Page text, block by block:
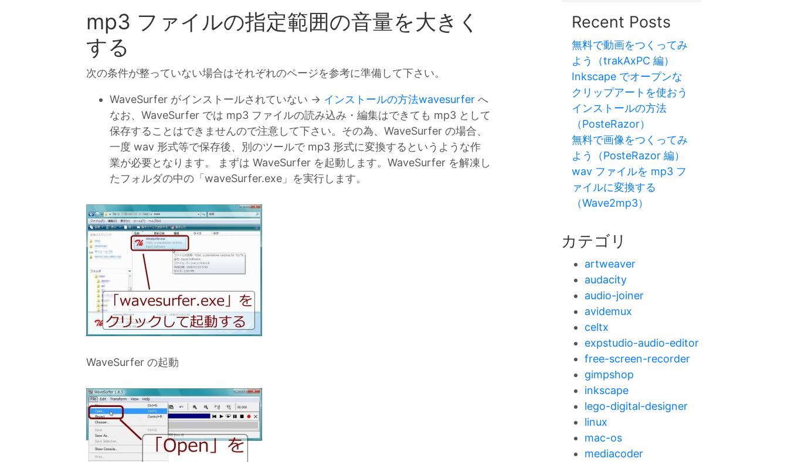
mp3 ファイルの指定範囲の音量を大きく
する
次の条件が整っていない場合はそれぞれのページを参考に準備して下さい。
WaveSurfer がインストールされていない → インストールの方法wavesurfer へ
なお、WaveSurfer では mp3 ファイルの読み込み・編集はできても mp3 として
保存することはできませんので注意して下さい。その為、WaveSurfer の場合、
一度 wav 形式等で保存後、別のツールで mp3 形式に変換するというような作
業が必要となります。 まずは WaveSurfer を起動します。WaveSurfer を解凍し
たフォルダの中の「waveSurfer.exe」を実行します。
WaveSurfer の起動
Recent Posts
無料で動画をつくってみ
よう（trakAxPC 編）
Inkscape でオープンな
クリップアートを使おう
インストールの方法
（PosteRazor）
無料で画像をつくってみ
よう（PosteRazor 編）
wav ファイルを mp3 フ
ァイルに変換する
（Wave2mp3）
カテゴリ
artweaver
audacity
audio-joiner
avidemux
celtx
expstudio-audio-editor
free-screen-recorder
gimpshop
inkscape
lego-digital-designer
linux
mac-os
mediacoder